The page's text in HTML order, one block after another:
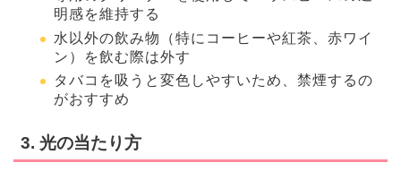
明感を維持する
水以外の飲み物（特にコーヒーや紅茶、赤ワイ
ン）を飲む際は外す
タバコを吸うと変色しやすいため、禁煙するの
がおすすめ
3. 光の当たり方